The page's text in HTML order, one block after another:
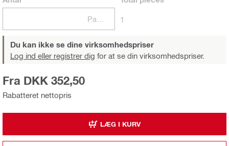
1
Du kan ikke se dine virksomhedspriser
Log ind eller registrer dig for at se din virksomhedspriser.
Rabatteret nettopris
Fra DKK 352,50
LÆG I KURV